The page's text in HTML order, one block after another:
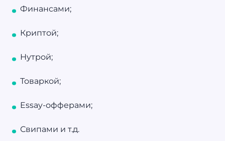
Финансами;
Криптой;
Нутрой;
Товаркой;
Essay-офферами;
Свипами и т.д.